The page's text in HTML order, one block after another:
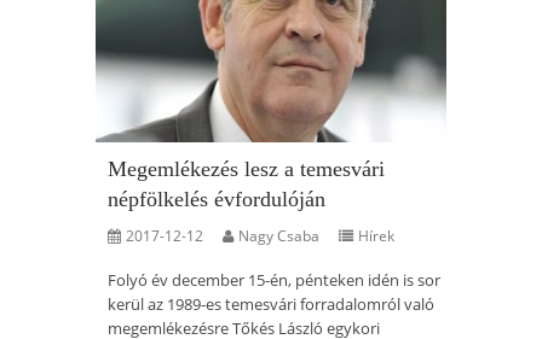
Megemlékezés lesz a temesvári
népfölkelés évfordulóján
2017-12-12 Nagy Csaba Hírek
Folyó év december 15-én, pénteken idén is sor
kerül az 1989-es temesvári forradalomról való
megemlékezésre Tőkés László egykori